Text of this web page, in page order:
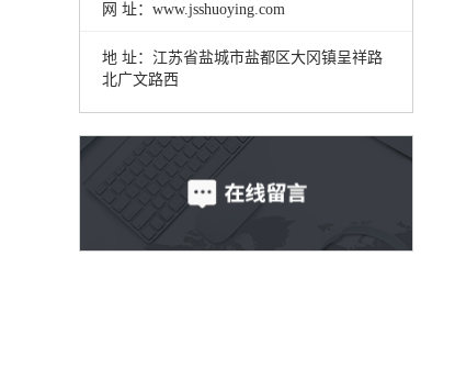
网 址：www.jsshuoying.com
地 址：江苏省盐城市盐都区大冈镇呈祥路
北广文路西